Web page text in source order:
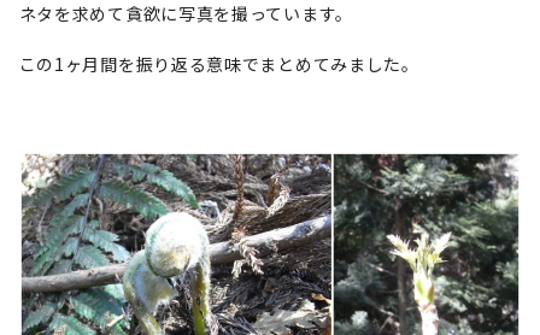
ネタを求めて貪欲に写真を撮っています。
この1ヶ月間を振り返る意味でまとめてみました。